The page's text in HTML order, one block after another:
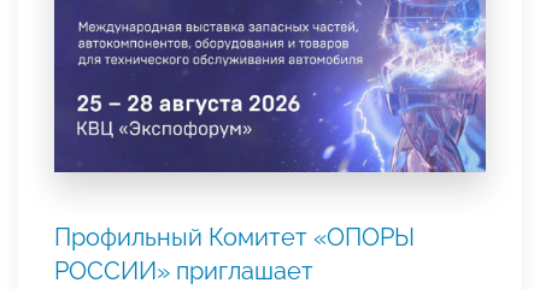
Профильный Комитет «ОПОРЫ
РОССИИ» приглашает